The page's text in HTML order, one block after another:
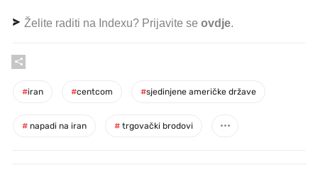
Želite raditi na Indexu? Prijavite se ovdje.
#iran #centcom #sjedinjene američke države
# napadi na iran # trgovački brodovi